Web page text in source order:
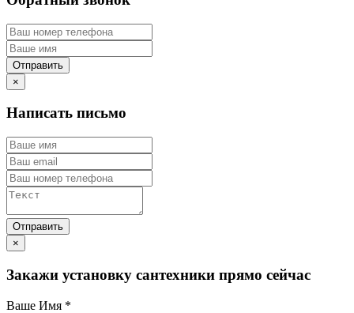
×
Написать письмо
×
Закажи установку сантехники прямо сейчас
Ваше Имя *